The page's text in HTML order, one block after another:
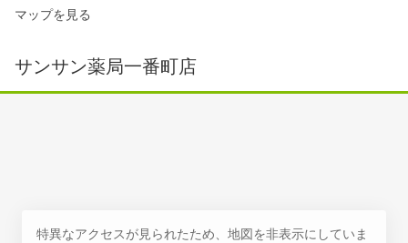
マップを見る
サンサン薬局一番町店
特異なアクセスが見られたため、地図を非表示にしていま